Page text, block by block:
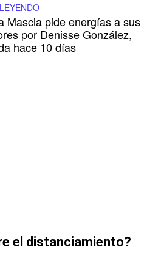
Mascia pide energías a sus
por Denisse González,
hace 10 días
el distanciamiento?